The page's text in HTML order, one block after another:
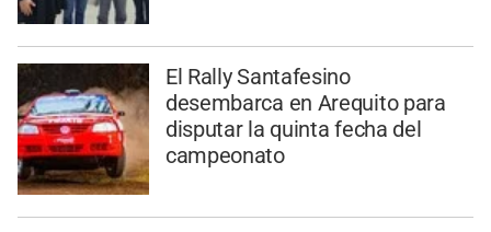
El Rally Santafesino
desembarca en Arequito para
disputar la quinta fecha del
campeonato